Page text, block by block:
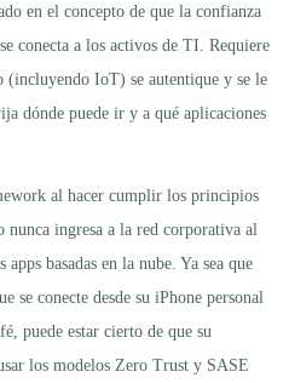
en el concepto de que la confianza
conecta a los activos de TI. Requiere
(incluyendo IoT) se autentique y se le
dónde puede ir y a qué aplicaciones
al hacer cumplir los principios
ingresa a la red corporativa al
basadas en la nube. Ya sea que
se conecte desde su iPhone personal
puede estar cierto de que su
los modelos Zero Trust y SASE